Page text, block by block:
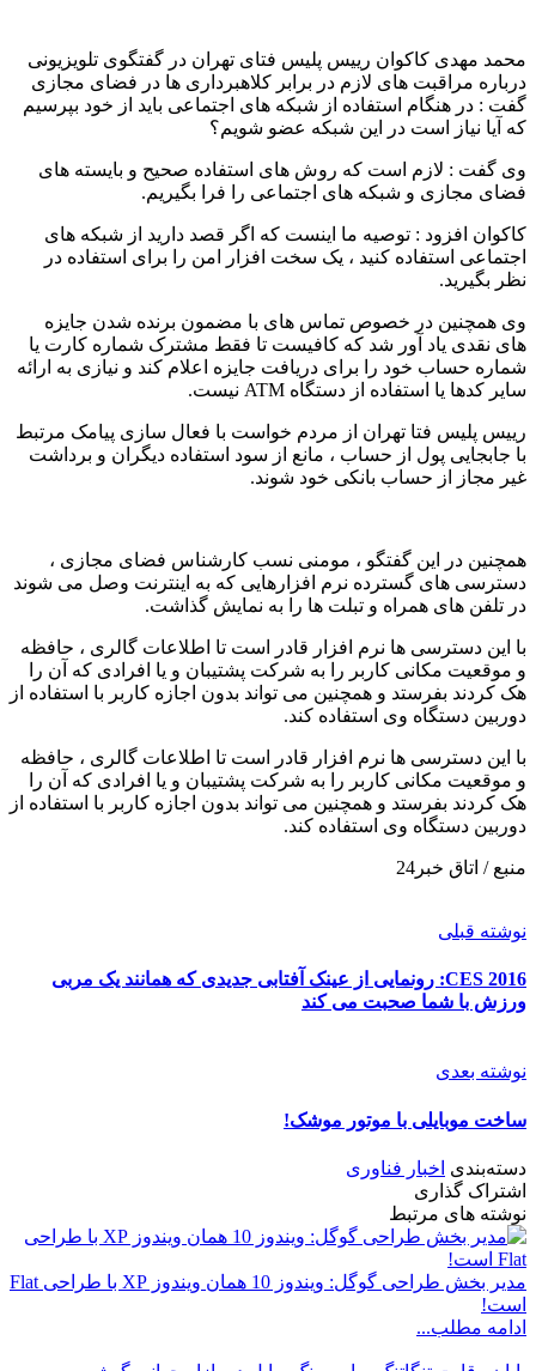
محمد مهدی کاکوان رییس پلیس فتای تهران در گفتگوی تلویزیونی
درباره مراقبت های لازم در برابر کلاهبرداری ها در فضای مجازی
گفت : در هنگام استفاده از شبکه های اجتماعی باید از خود بپرسیم
که آیا نیاز است در این شبکه عضو شویم؟
وی گفت : لازم است که روش های استفاده صحیح و بایسته های
فضای مجازی و شبکه های اجتماعی را فرا بگیریم.
کاکوان افزود : توصیه ما اینست که اگر قصد دارید از شبکه های
اجتماعی استفاده کنید ، یک سخت افزار امن را برای استفاده در
نظر بگیرید.
وی همچنین در خصوص تماس های با مضمون برنده شدن جایزه
های نقدی یاد آور شد که کافیست تا فقط مشترک شماره کارت یا
شماره حساب خود را برای دریافت جایزه اعلام کند و نیازی به ارائه
سایر کدها یا استفاده از دستگاه ATM نیست.
رییس پلیس فتا تهران از مردم خواست با فعال سازی پیامک مرتبط
با جابجایی پول از حساب ، مانع از سود استفاده دیگران و برداشت
غیر مجاز از حساب بانکی خود شوند.
همچنین در این گفتگو ، مومنی نسب کارشناس فضای مجازی ،
دسترسی های گسترده نرم افزارهایی که به اینترنت وصل می شوند
در تلفن های همراه و تبلت ها را به نمایش گذاشت.
با این دسترسی ها نرم افزار قادر است تا اطلاعات گالری ، حافظه
و موقعیت مکانی کاربر را به شرکت پشتیبان و یا افرادی که آن را
هک کردند بفرستد و همچنین می تواند بدون اجازه کاربر با استفاده از
دوربین دستگاه وی استفاده کند.
با این دسترسی ها نرم افزار قادر است تا اطلاعات گالری ، حافظه
و موقعیت مکانی کاربر را به شرکت پشتیبان و یا افرادی که آن را
هک کردند بفرستد و همچنین می تواند بدون اجازه کاربر با استفاده از
دوربین دستگاه وی استفاده کند.
منبع / اتاق خبر24
نوشته قبلی
CES 2016: رونمایی از عینک آفتابی جدیدی که همانند یک مربی
ورزش با شما صحبت می کند
نوشته بعدی
ساخت موبایلی با موتور موشک!
دسته‌بندی اخبار فناوری
اشتراک گذاری
نوشته های مرتبط
مدیر بخش طراحی گوگل: ویندوز 10 همان ویندوز XP با طراحی Flat
است!
ادامه مطلب...